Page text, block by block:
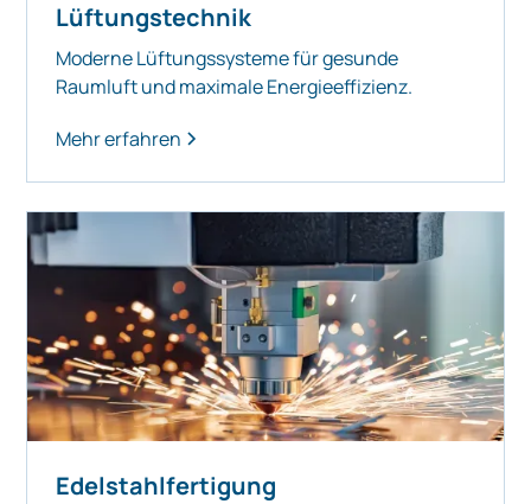
Lüftungstechnik
Moderne Lüftungssysteme für gesunde
Raumluft und maximale Energieeffizienz.
Mehr erfahren
Edelstahlfertigung